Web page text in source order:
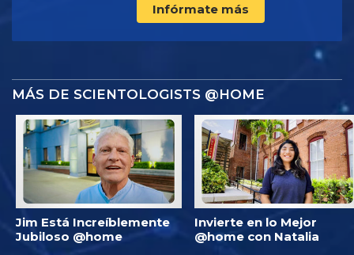
Infórmate más
MÁS DE SCIENTOLOGISTS @HOME
Jim Está Increíblemente
Jubiloso @home
Invierte en lo Mejor
@home con Natalia